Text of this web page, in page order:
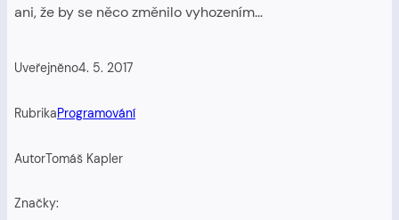
ani, že by se něco změnilo vyhozením…
Uveřejněno4. 5. 2017
RubrikaProgramování
AutorTomáš Kapler
Značky: